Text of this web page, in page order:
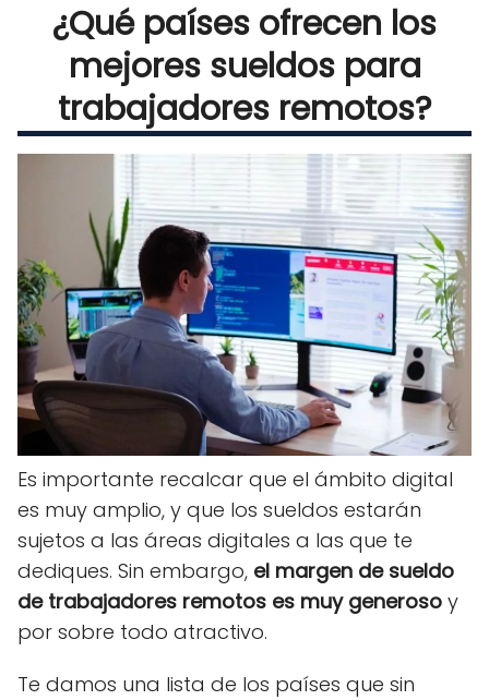
¿Qué países ofrecen los
mejores sueldos para
trabajadores remotos?
Es importante recalcar que el ámbito digital
es muy amplio, y que los sueldos estarán
sujetos a las áreas digitales a las que te
dediques. Sin embargo, el margen de sueldo
de trabajadores remotos es muy generoso y
por sobre todo atractivo.
Te damos una lista de los países que sin